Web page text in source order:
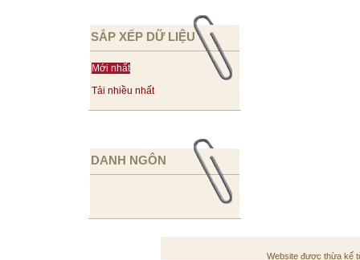
SẮP XẾP DỮ LIỆU
Mới nhất
Tải nhiều nhất
DANH NGÔN
Website được thừa kế